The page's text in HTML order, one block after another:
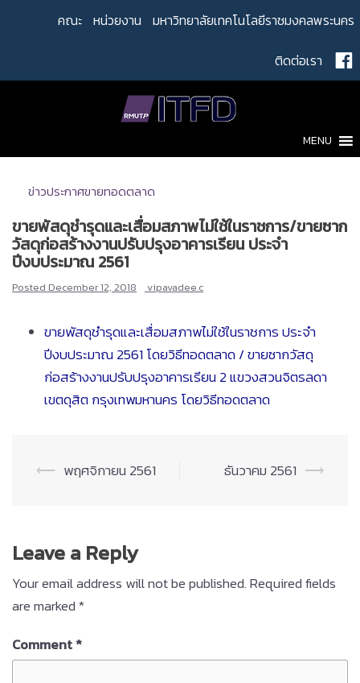
คณะ หน่วยงาน มหาวิทยาลัยเทคโนโลยีราชมงคลพระนคร
ติดต่อเรา
MENU
ข่าวประกาศขายทอดตลาด
ขายพัสดุชำรุดและเสื่อมสภาพไม่ใช้ในราชการ/ขายซาก
วัสดุก่อสร้างงานปรับปรุงอาคารเรียน ประจำ
ปีงบประมาณ 2561
Posted December 12, 2018 vipavadee.c
ขายพัสดุชำรุดและเสื่อมสภาพไม่ใช้ในราชการ ประจำ
ปีงบประมาณ 2561 โดยวิธีทอดตลาด / ขายซากวัสดุ
ก่อสร้างงานปรับปรุงอาคารเรียน 2 แขวงสวนจิตรลดา
เขตดุสิต กรุงเทพมหานคร โดยวิธีทอดตลาด
Post
⟵ พฤศจิกายน 2561 ธันวาคม 2561 ⟶
Leave a Reply
Your email address will not be published.Required fields
are marked*
Comment*